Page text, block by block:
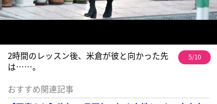
2時間のレッスン後、米倉が彼と向かった先
は……。
5/10
おすすめ関連記事